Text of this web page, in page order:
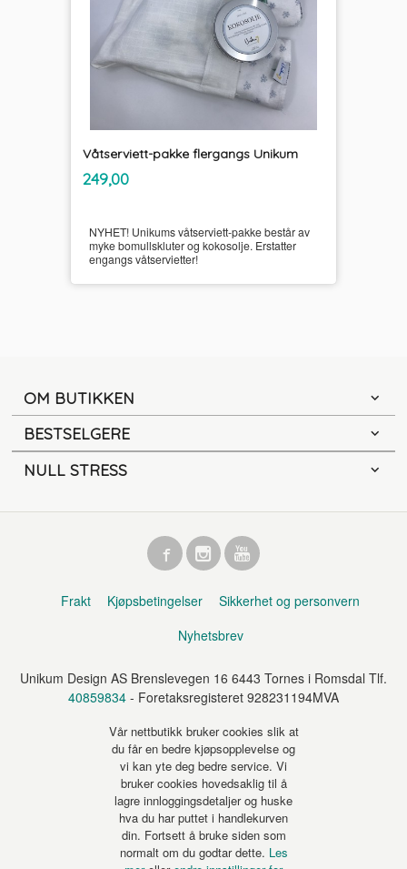
Våtserviett-pakke flergangs Unikum
Pris
249,00mva.
NYHET! Unikums våtserviett-pakke består av
myke bomullskluter og kokosolje. Erstatter
engangs våtservietter!
OM BUTIKKEN
BESTSELGERE
NULL STRESS
Frakt Kjøpsbetingelser
Sikkerhet og personvern
Nyhetsbrev
Unikum Design AS Brenslevegen 16 6443 Tornes i Romsdal Tlf.
40859834 - Foretaksregisteret 928231194MVA
Vår nettbutikk bruker cookies slik at
du får en bedre kjøpsopplevelse og
vi kan yte deg bedre service. Vi
bruker cookies hovedsaklig til å
lagre innloggingsdetaljer og huske
hva du har puttet i handlekurven
din. Fortsett å bruke siden som
normalt om du godtar dette. Les